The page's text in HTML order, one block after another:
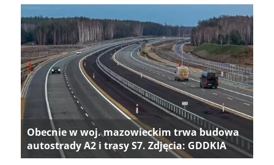
Obecnie w woj. mazowieckim trwa budowa
autostrady A2 i trasy S7. Zdjęcia: GDDKIA